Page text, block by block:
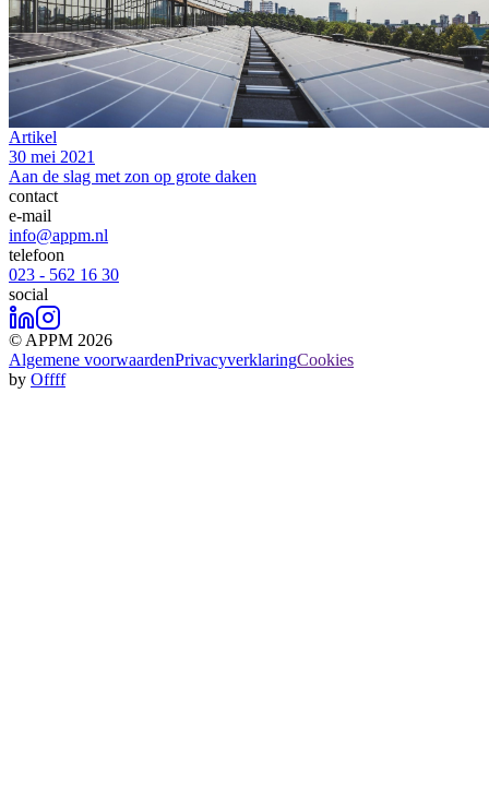
Artikel
30 mei 2021
Aan de slag met zon op grote daken
contact
e-mail
info@appm.nl
telefoon
023 - 562 16 30
social
© APPM 2026
Algemene voorwaardenPrivacyverklaringCookies
by Offff